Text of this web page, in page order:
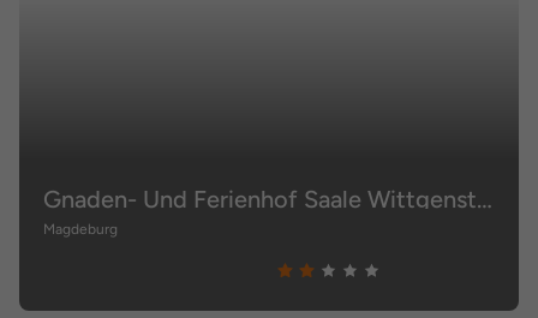
Gnaden- Und Ferienhof Saale Wittgenstein In The Middle Of Gar nix
Magdeburg